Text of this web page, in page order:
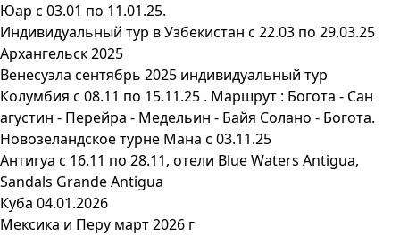
Юар с 03.01 по 11.01.25.
Индивидуальный тур в Узбекистан с 22.03 по 29.03.25
Архангельск 2025
Венесуэла сентябрь 2025 индивидуальный тур
Колумбия с 08.11 по 15.11.25 . Маршрут : Богота - Сан
агустин - Перейра - Медельин - Байя Солано - Богота.
Новозеландское турне Мана с 03.11.25
Антигуа с 16.11 по 28.11, отели Blue Waters Antigua,
Sandals Grande Antigua
Куба 04.01.2026
Мексика и Перу март 2026 г